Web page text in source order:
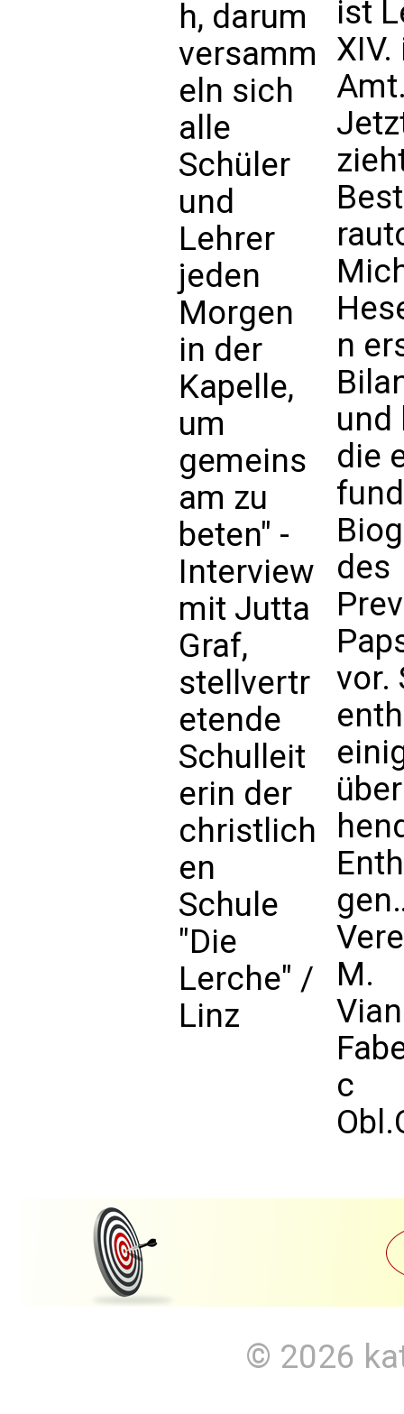
h, darum
versamm
eln sich
alle
Schüler
und
Lehrer
jeden
Morgen
in der
Kapelle,
um
gemeins
am zu
beten" -
Interview
mit Jutta
Graf,
stellvertr
etende
Schulleit
erin der
christlich
en
Schule
"Die
Lerche" /
Linz
ist
XIV.
n
und
die
des
vor.
M.
c
© 2026